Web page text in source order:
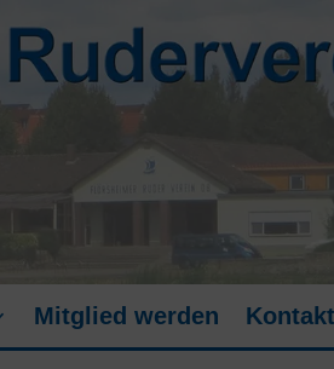
Mitglied werden Kontakt